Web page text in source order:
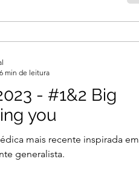
- #1&2 Big
you
mais recente inspirada em
generalista.
min de leitura